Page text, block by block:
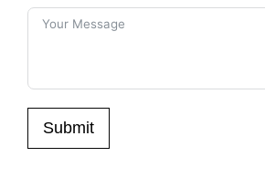
Submit